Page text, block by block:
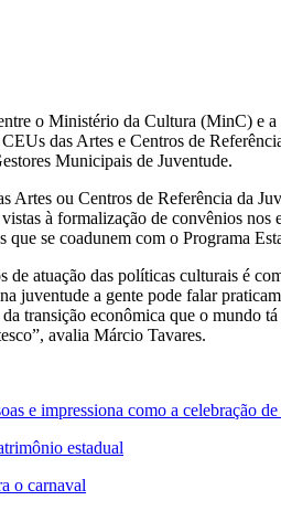
o Ministério da Cultura (MinC) e
das Artes e Centros de
Municipais de Juventude.
Artes ou Centros de Referência da
à formalização de convênios
se coadunem com o Programa
de atuação das políticas culturais é
juventude a gente pode falar
transição econômica que o mundo
avalia Márcio Tavares.
e impressiona como a celebração
estadual
o carnaval